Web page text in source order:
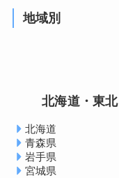
地域別
北海道・東北
北海道
青森県
岩手県
宮城県